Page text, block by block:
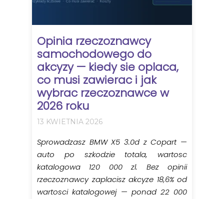
Opinia rzeczoznawcy
samochodowego do
akcyzy — kiedy sie oplaca,
co musi zawierac i jak
wybrac rzeczoznawce w
2026 roku
13 KWIETNIA 2026
Sprowadzasz BMW X5 3.0d z Copart —
auto po szkodzie totala, wartosc
katalogowa 120 000 zl. Bez opinii
rzeczoznawcy zaplacisz akcyze 18,6% od
wartosci katalogowej — ponad 22 000